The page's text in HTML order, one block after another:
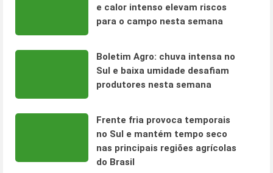
e calor intenso elevam riscos
para o campo nesta semana
Boletim Agro: chuva intensa no
Sul e baixa umidade desafiam
produtores nesta semana
Frente fria provoca temporais
no Sul e mantém tempo seco
nas principais regiões agrícolas
do Brasil